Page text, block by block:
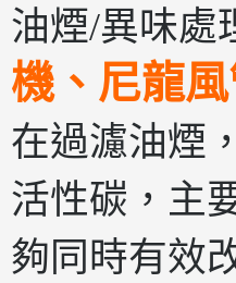
油煙/異味處
機、尼龍
在過濾油煙，
活性碳，主
夠同時有效